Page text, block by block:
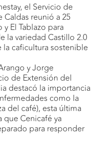
el Servicio de
reunió a 25
El Tablazo para
la variedad Castillo 2.0
caficultura sostenible
y Jorge
de Extensión del
destacó la importancia
como la
del café), esta última
Cenicafé ya
para responder